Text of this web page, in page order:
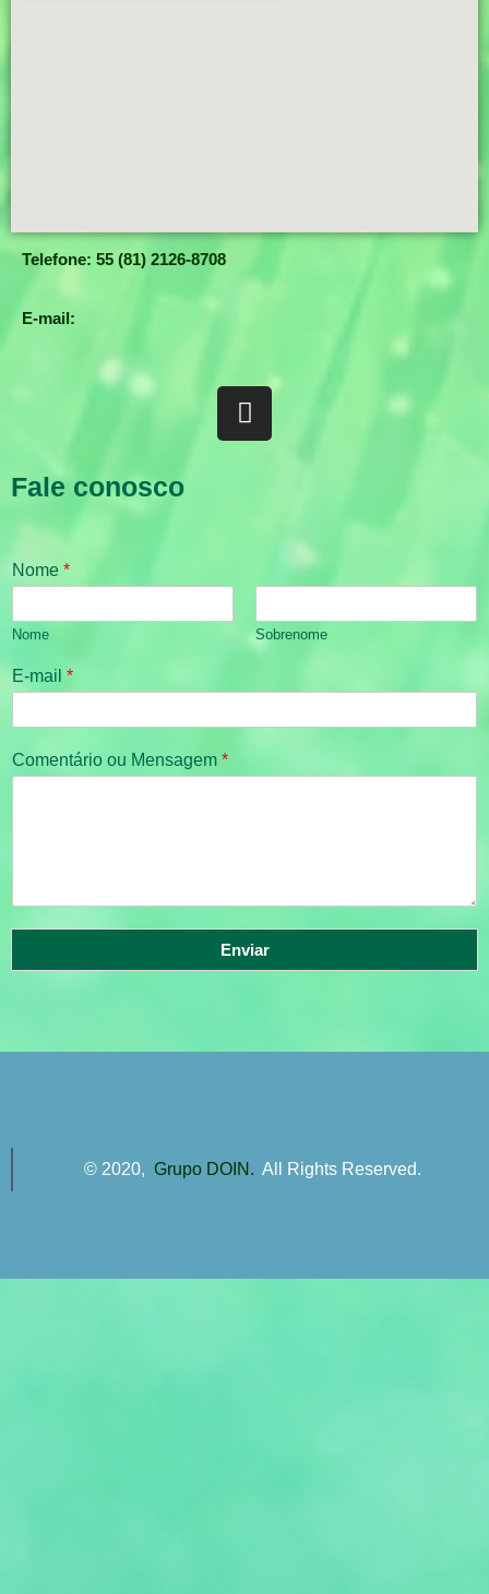
Telefone: 55 (81) 2126-8708
E-mail:
Fale conosco
Nome *
Nome Sobrenome
E-mail *
Comentário ou Mensagem *
Enviar
© 2020, Grupo DOIN. All Rights Reserved.